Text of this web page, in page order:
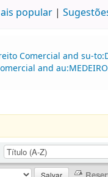
popular
Comercial and su-
and